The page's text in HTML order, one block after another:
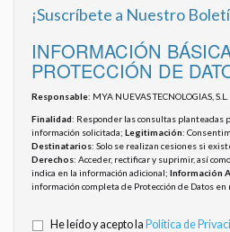
¡Suscríbete a Nuestro
INFORMACIÓN
PROTECCIÓN DE
Responsable: MYA NUEVAS TECNOLOGIAS, S.L.
Finalidad: Responder las consultas planteadas
información solicitada; Legitimación:
Destinatarios: Solo se realizan cesiones si
Derechos: Acceder, rectificar y suprimir, así
indica en la información adicional; Información
información completa de Protección de Datos en
He leído y acepto la Política de